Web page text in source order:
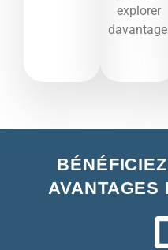
explorer
AVANTAGES